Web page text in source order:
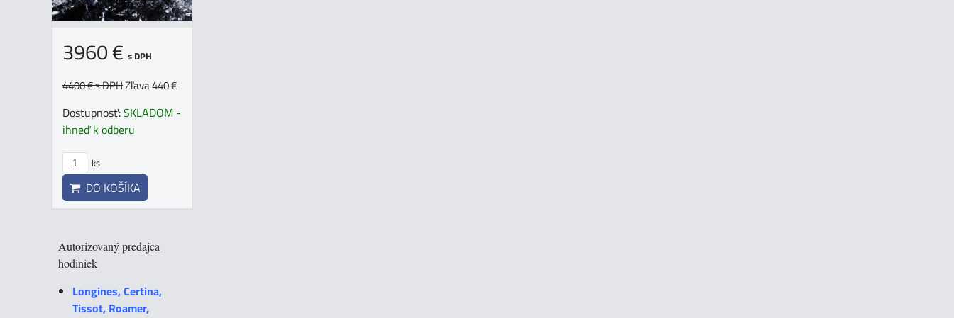
3960 € s DPH
4400 €s DPHZľava 440 €
Dostupnosť:SKLADOM -
ihneď k odberu
ks
DO KOŠÍKA
Autorizovaný predajca
hodiniek
Longines, Certina,
Tissot, Roamer,